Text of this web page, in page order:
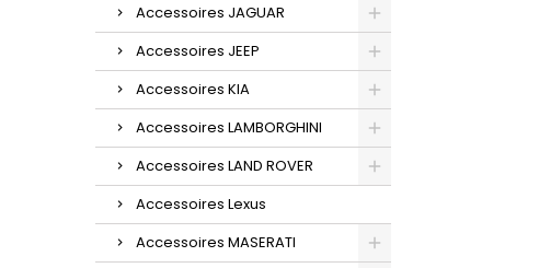
Accessoires JAGUAR
Accessoires JEEP
Accessoires KIA
Accessoires LAMBORGHINI
Accessoires LAND ROVER
Accessoires Lexus
Accessoires MASERATI